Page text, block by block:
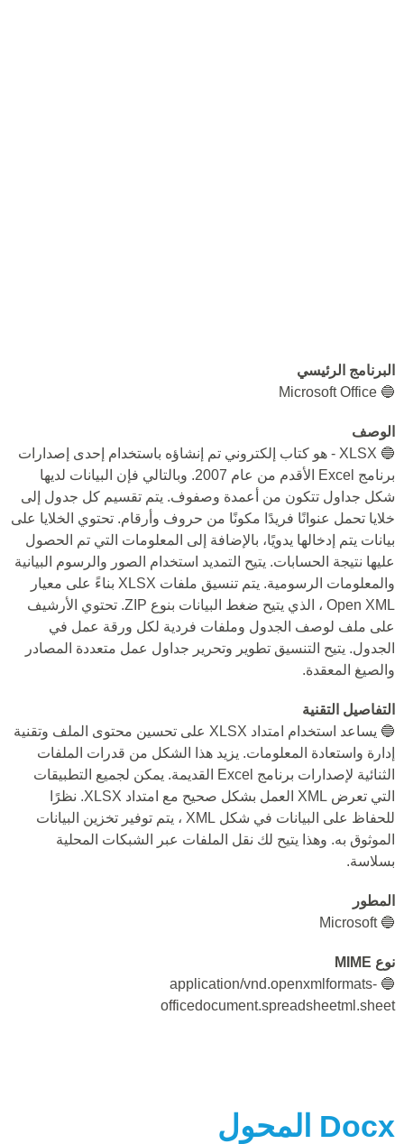
البرنامج الرئيسي
🔵 Microsoft Office
الوصف
🔵 XLSX - هو كتاب إلكتروني تم إنشاؤه باستخدام إحدى إصدارات
برنامج Excel الأقدم من عام 2007. وبالتالي فإن البيانات لديها
شكل جداول تتكون من أعمدة وصفوف. يتم تقسيم كل جدول إلى
خلايا تحمل عنوانًا فريدًا مكونًا من حروف وأرقام. تحتوي الخلايا على
بيانات يتم إدخالها يدويًا، بالإضافة إلى المعلومات التي تم الحصول
عليها نتيجة الحسابات. يتيح التمديد استخدام الصور والرسوم البيانية
والمعلومات الرسومية. يتم تنسيق ملفات XLSX بناءً على معيار
Open XML ، الذي يتيح ضغط البيانات بنوع ZIP. تحتوي الأرشيف
على ملف لوصف الجدول وملفات فردية لكل ورقة عمل في
الجدول. يتيح التنسيق تطوير وتحرير جداول عمل متعددة المصادر
والصيغ المعقدة.
التفاصيل التقنية
🔵 يساعد استخدام امتداد XLSX على تحسين محتوى الملف وتقنية
إدارة واستعادة المعلومات. يزيد هذا الشكل من قدرات الملفات
الثنائية لإصدارات برنامج Excel القديمة. يمكن لجميع التطبيقات
التي تعرض XML العمل بشكل صحيح مع امتداد XLSX. نظرًا
للحفاظ على البيانات في شكل XML ، يتم توفير تخزين البيانات
الموثوق به. وهذا يتيح لك نقل الملفات عبر الشبكات المحلية
بسلاسة.
المطور
🔵 Microsoft
نوع MIME
🔵 application/vnd.openxmlformats-
officedocument.spreadsheetml.sheet
Docx المحول